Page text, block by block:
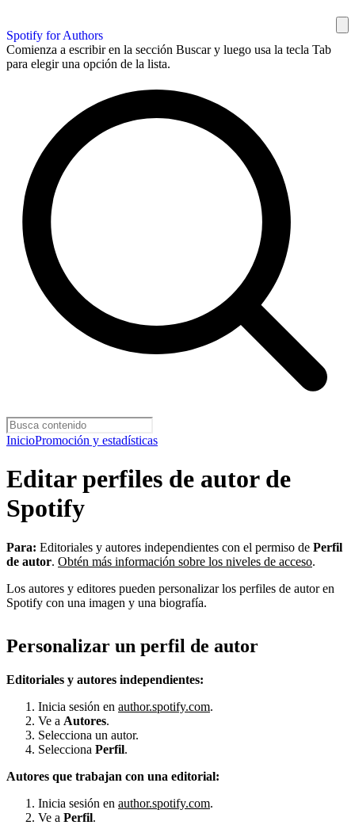
Spotify for Authors
Comienza a escribir en la sección Buscar y luego usa la tecla Tab
para elegir una opción de la lista.
InicioPromoción y estadísticas
Editar perfiles de autor de
Spotify
Para: Editoriales y autores independientes con el permiso de Perfil
de autor. Obtén más información sobre los niveles de acceso.
Los autores y editores pueden personalizar los perfiles de autor en
Spotify con una imagen y una biografía.
Personalizar un perfil de autor
Editoriales y autores independientes:
Inicia sesión en author.spotify.com.
Ve a Autores.
Selecciona un autor.
Selecciona Perfil.
Autores que trabajan con una editorial:
Inicia sesión en author.spotify.com.
Ve a Perfil.